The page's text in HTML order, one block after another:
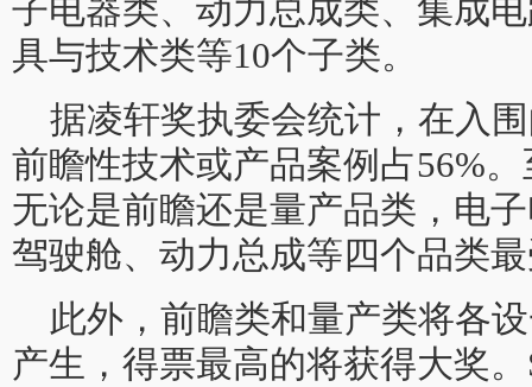
子电器类、动力总成类、集成
具与技术类等10个子类。
据凌轩奖执委会统计，在入
前瞻性技术或产品案例占56%
无论是前瞻还是量产品类，电
驾驶舱、动力总成等四个品类
此外，前瞻类和量产类将各
产生，得票最高的将获得大奖